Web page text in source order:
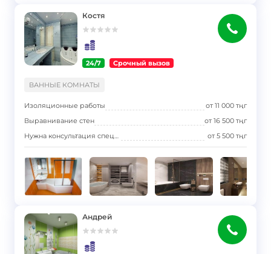
Костя
24/7 Срочный вызов
ВАННЫЕ КОМНАТЫ
Изоляционные работы от11 000 тңг
Выравнивание стен
от16 500 тңг
Нужна консультация специалиста
от5 500 тңг
Андрей